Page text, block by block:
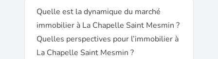
Quelle est la dynamique du marché
immobilier à La Chapelle Saint Mesmin ?
Quelles perspectives pour l’immobilier à
La Chapelle Saint Mesmin ?